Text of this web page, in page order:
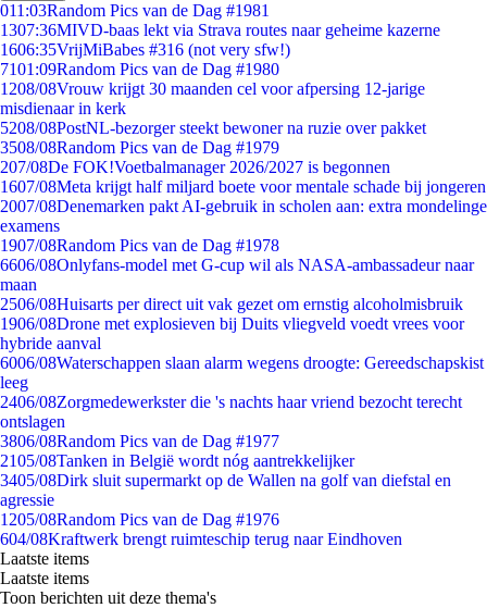
011:03Random Pics van de Dag #1981
1307:36MIVD-baas lekt via Strava routes naar geheime kazerne
1606:35VrijMiBabes #316 (not very sfw!)
7101:09Random Pics van de Dag #1980
1208/08Vrouw krijgt 30 maanden cel voor afpersing 12-jarige
misdienaar in kerk
5208/08PostNL-bezorger steekt bewoner na ruzie over pakket
3508/08Random Pics van de Dag #1979
207/08De FOK!Voetbalmanager 2026/2027 is begonnen
1607/08Meta krijgt half miljard boete voor mentale schade bij jongeren
2007/08Denemarken pakt AI-gebruik in scholen aan: extra mondelinge
examens
1907/08Random Pics van de Dag #1978
6606/08Onlyfans-model met G-cup wil als NASA-ambassadeur naar
maan
2506/08Huisarts per direct uit vak gezet om ernstig alcoholmisbruik
1906/08Drone met explosieven bij Duits vliegveld voedt vrees voor
hybride aanval
6006/08Waterschappen slaan alarm wegens droogte: Gereedschapskist
leeg
2406/08Zorgmedewerkster die 's nachts haar vriend bezocht terecht
ontslagen
3806/08Random Pics van de Dag #1977
2105/08Tanken in België wordt nóg aantrekkelijker
3405/08Dirk sluit supermarkt op de Wallen na golf van diefstal en
agressie
1205/08Random Pics van de Dag #1976
604/08Kraftwerk brengt ruimteschip terug naar Eindhoven
Laatste items
Laatste items
Toon berichten uit deze thema's